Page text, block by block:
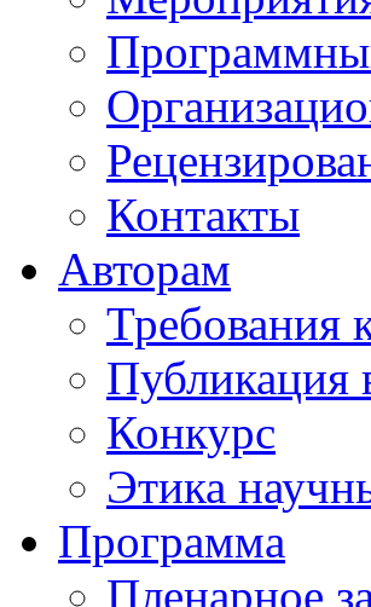
Контакты
Авторам
Требования
Публикация
Конкурс
Этика
Программа
Пленарное